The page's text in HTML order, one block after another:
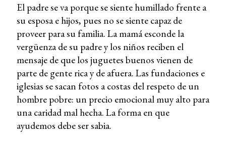
El padre se va porque se siente humillado frente a
su esposa e hijos, pues no se siente capaz de
proveer para su familia. La mamá esconde la
vergüenza de su padre y los niños reciben el
mensaje de que los juguetes buenos vienen de
parte de gente rica y de afuera. Las fundaciones e
iglesias se sacan fotos a costas del respeto de un
hombre pobre: un precio emocional muy alto para
una caridad mal hecha. La forma en que
ayudemos debe ser sabia.